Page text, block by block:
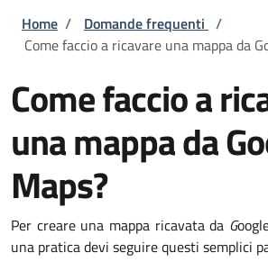
Briciole di pane
Home / Domande frequenti /
Come faccio a ricavare una mappa da
Come faccio a
una mappa da
Maps?
Per creare una mappa ricavata da G
una pratica devi seguire questi semplici